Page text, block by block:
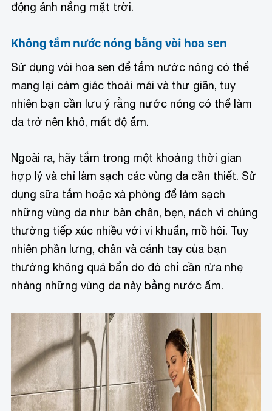
động ánh nắng mặt trời.
Không tắm nước nóng bằng vòi hoa sen
Sử dụng vòi hoa sen để tắm nước nóng có thể
mang lại cảm giác thoải mái và thư giãn, tuy
nhiên bạn cần lưu ý rằng nước nóng có thể làm
da trở nên khô, mất độ ẩm.
Ngoài ra, hãy tắm trong một khoảng thời gian
hợp lý và chỉ làm sạch các vùng da cần thiết. Sử
dụng sữa tắm hoặc xà phòng để làm sạch
những vùng da như bàn chân, bẹn, nách vì chúng
thường tiếp xúc nhiều với vi khuẩn, mồ hôi. Tuy
nhiên phần lưng, chân và cánh tay của bạn
thường không quá bẩn do đó chỉ cần rửa nhẹ
nhàng những vùng da này bằng nước ấm.